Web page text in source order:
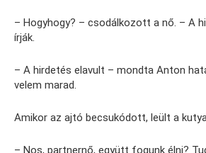
– Hogyhogy? – csodálkozott a nő. – A
írják.
– A hirdetés elavult – mondta Anton
velem marad.
Amikor az ajtó becsukódott, leült a
– Nos, partnernő, együtt fogunk élni?